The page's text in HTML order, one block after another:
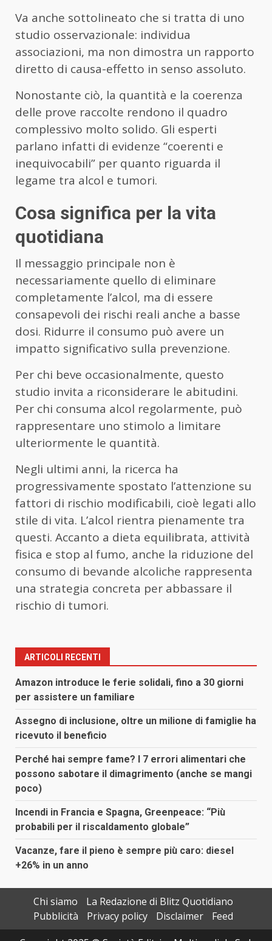
Va anche sottolineato che si tratta di uno
studio osservazionale: individua
associazioni, ma non dimostra un rapporto
diretto di causa-effetto in senso assoluto.
Nonostante ciò, la quantità e la coerenza
delle prove raccolte rendono il quadro
complessivo molto solido. Gli esperti
parlano infatti di evidenze “coerenti e
inequivocabili” per quanto riguarda il
legame tra alcol e tumori.
Cosa significa per la vita
quotidiana
Il messaggio principale non è
necessariamente quello di eliminare
completamente l’alcol, ma di essere
consapevoli dei rischi reali anche a basse
dosi. Ridurre il consumo può avere un
impatto significativo sulla prevenzione.
Per chi beve occasionalmente, questo
studio invita a riconsiderare le abitudini.
Per chi consuma alcol regolarmente, può
rappresentare uno stimolo a limitare
ulteriormente le quantità.
Negli ultimi anni, la ricerca ha
progressivamente spostato l’attenzione su
fattori di rischio modificabili, cioè legati allo
stile di vita. L’alcol rientra pienamente tra
questi. Accanto a dieta equilibrata, attività
fisica e stop al fumo, anche la riduzione del
consumo di bevande alcoliche rappresenta
una strategia concreta per abbassare il
rischio di tumori.
ARTICOLI RECENTI
Amazon introduce le ferie solidali, fino a 30 giorni
per assistere un familiare
Assegno di inclusione, oltre un milione di famiglie ha
ricevuto il beneficio
Perché hai sempre fame? I 7 errori alimentari che
possono sabotare il dimagrimento (anche se mangi
poco)
Incendi in Francia e Spagna, Greenpeace: “Più
probabili per il riscaldamento globale”
Vacanze, fare il pieno è sempre più caro: diesel
+26% in un anno
Chi siamo
La Redazione di Blitz Quotidiano
Pubblicità
Privacy policy Disclaimer
Feed